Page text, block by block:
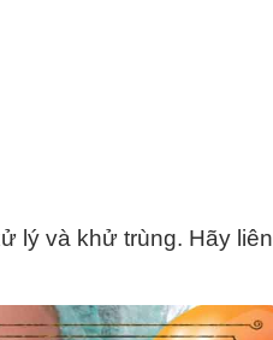
lý và khử trùng. Hãy liên